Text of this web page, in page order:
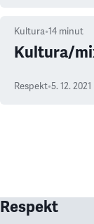
Kultura•14 minut
Kultura/
Respekt•5. 12. 2021
Respekt